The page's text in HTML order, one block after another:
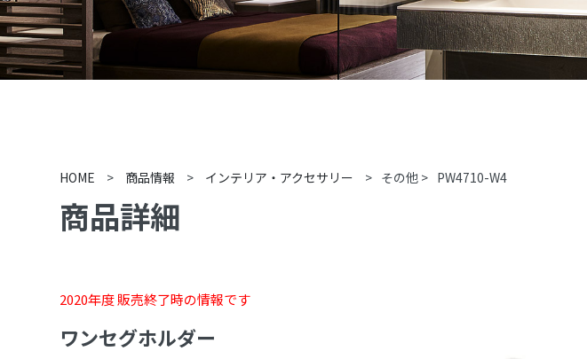
HOME > 商品情報 > インテリア・アクセサリー > その他 > PW4710-W4
商品詳細
2020年度 販売終了時の情報です
ワンセグホルダー